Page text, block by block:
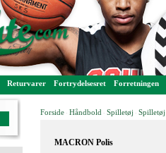
Returvarer Fortrydelsesret Forretningen
Forside Håndbold Spilletøj Spilletøj
MACRON Polis